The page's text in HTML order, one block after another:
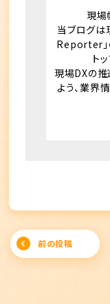
現場
当ブログは
Reporter」
ト
現場DXの
よう、業界
Post
navigation
前の投稿